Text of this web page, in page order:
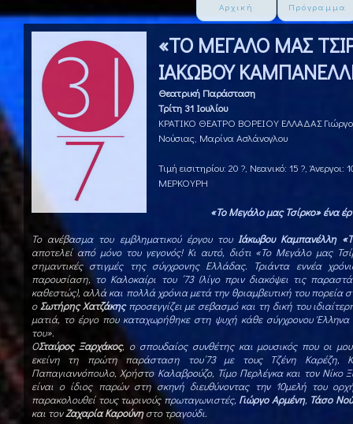
«ΤΟ ΜΕΓΑΛΟ ΜΑΣ
ΙΑΚΩΒΟΥ
Θεατρική Παράσταση
Τρίτη 31 Ιουλίου
ΚΡΑΤΙΚΟ ΘΕΑΤΡΟ ΒΟΡΕΙΟΥ ΕΛΛΑΔΑΣ
Νούσιας, Μαρίνα Ασλάνογλου
Τιμή εισιτηρίου: 20 ?, Νεανικό: 15 ?,
ΜΕΡΚΟΥΡΗ
«Το Μεγάλο μας Τσίρκο» ένα
Το ανέβασμα του εμβληματικού έργου του Ιάκωβου Καμπανέλλη
αποτελεί από μόνο του γεγονός! Κι αυτό, διότι «Το Μεγάλο μας
σημαντικές στιγμές της σύγχρονης Ελλάδας. Τριάντα εννέα
παρουσίαση, το Καλοκαίρι του ΄73 (λίγο πριν διακόψει τις
καθεστώς), αλλά και πολλά χρόνια μετά την θριαμβευτική του πορεία
ο Σωτήρης Χατζάκηςπροσεγγίζει με σεβασμό και τη δική του
ματιά, το έργο που καταχωρήθηκε στη ψυχή κάθε σύγχρονου
του».
OΣταύρος Ξαρχάκος, ο σπουδαίος συνθέτης και μουσικός που οι
εκείνη τη πρώτη παράσταση του΄73 με τους Τζένη Καρέζη,
Παπαγιαννόπουλο, Χρήστο Καλαβρούζο, Τίμο Περλέγκα και τον Νίκο
είναι ο ίδιος παρών στη σκηνή διευθύνοντας την 10μελή του
παρακολουθεί τους τωρινούς πρωταγωνιστές, Γιώργο Αρμένη, Τάσο
και τονΖαχαρία Καρούνηστο τραγούδι.
Αρχική Πρόγραμμα